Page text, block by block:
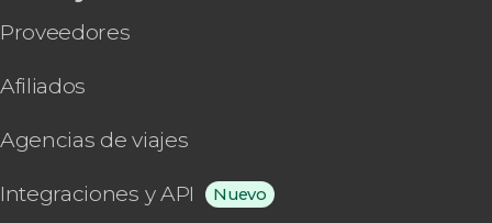
Proveedores
Afiliados
Agencias de viajes
Integraciones y API Nuevo